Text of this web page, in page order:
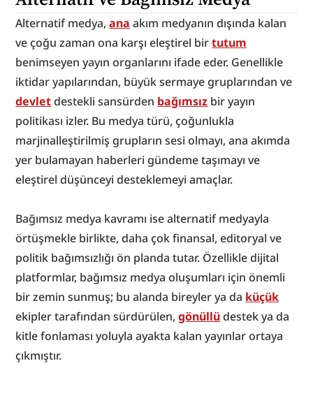
Alternatif medya, ana akım medyanın dışında kalan
ve çoğu zaman ona karşı eleştirel bir tutum
benimseyen yayın organlarını ifade eder. Genellikle
devlet destekli sansürden bağımsız bir yayın
politikası izler. Bu medya türü, çoğunlukla
marjinalleştirilmiş grupların sesi olmayı, ana akımda
yer bulamayan haberleri gündeme taşımayı ve
eleştirel düşünceyi desteklemeyi amaçlar.
Bağımsız medya kavramı ise alternatif medyayla
örtüşmekle birlikte, daha çok finansal, editoryal ve
politik bağımsızlığı ön planda tutar. Özellikle dijital
platformlar, bağımsız medya oluşumları için önemli
bir zemin sunmuş; bu alanda bireyler ya da küçük
ekipler tarafından sürdürülen, gönüllü destek ya da
kitle fonlaması yoluyla ayakta kalan yayınlar ortaya
çıkmıştır.